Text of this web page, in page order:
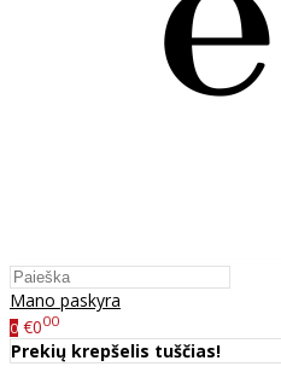
Mano paskyra
0 €000
Prekių krepšelis tuščias!